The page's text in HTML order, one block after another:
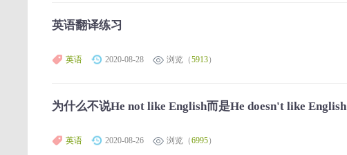
英语翻译练习
英语 2020-08-28 浏览（5913）
为什么不说He not like English而是He doesn't like English
英语 2020-08-26 浏览（6995）